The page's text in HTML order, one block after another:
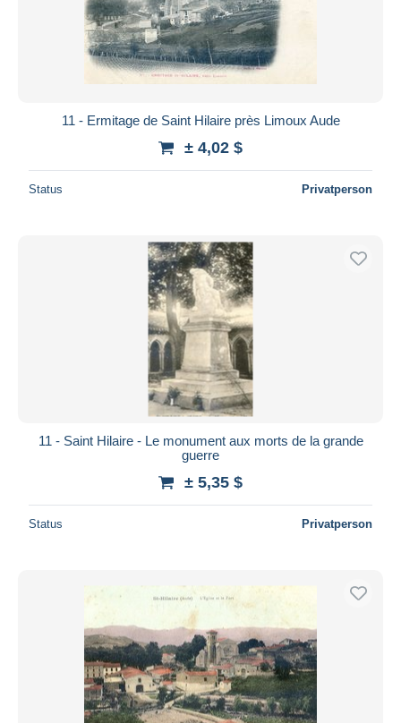
11 - Ermitage de Saint Hilaire près Limoux Aude
± 4,02 $
Status Privatperson
11 - Saint Hilaire - Le monument aux morts de la grande
guerre
± 5,35 $
Status Privatperson